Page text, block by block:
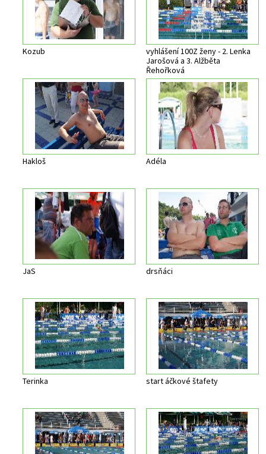
Kozub
vyhlášení 100Z ženy - 2. Lenka
Jarošová a 3. Alžběta
Řehořková
Hakloš Adéla
JaS drsňáci
Terinka start áčkové štafety